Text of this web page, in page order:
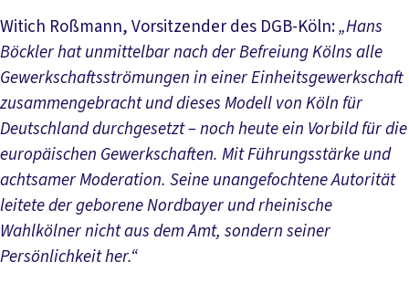
Witich Roßmann, Vorsitzender des DGB-Köln:„Hans
Böckler hat unmittelbar nach der Befreiung Kölns alle
Gewerkschaftsströmungen in einer Einheitsgewerkschaft
zusammengebracht und dieses Modell von Köln für
Deutschland durchgesetzt – noch heute ein Vorbild für die
europäischen Gewerkschaften. Mit Führungsstärke und
achtsamer Moderation. Seine unangefochtene Autorität
leitete der geborene Nordbayer und rheinische
Wahlkölner nicht aus dem Amt, sondern seiner
Persönlichkeit her.“